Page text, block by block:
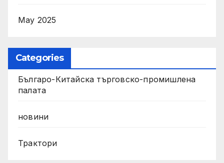
May 2025
Categories
Българо-Китайска търговско-промишлена
палата
новини
Трактори